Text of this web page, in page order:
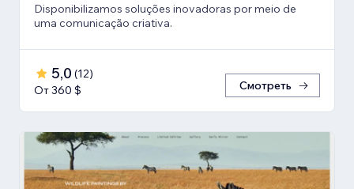
Disponibilizamos soluções inovadoras por meio de
uma comunicação criativa.
5,0 (12)
От 360 $
Смотреть